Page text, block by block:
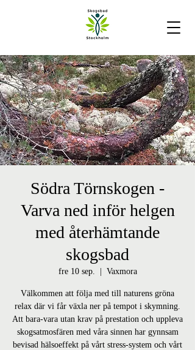
Södra Törnskogen -
Varva ned inför helgen
med återhämtande
skogsbad
fre 10 sep. Vaxmora
Välkommen att följa med till naturens gröna
relax där vi får växla ner på tempot i skymning.
Att bara-vara utan krav på prestation och uppleva
skogsatmosfären med våra sinnen har gynnsam
bevisad hälsoeffekt på vårt stress-system och vårt